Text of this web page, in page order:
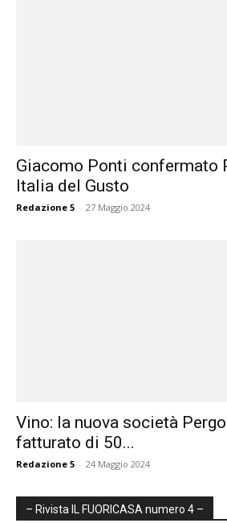
Giacomo Ponti confermato
Italia del Gusto
Redazione 5 - 27 Maggio 2024
Vino: la nuova società
fatturato di 50...
Redazione 5 - 24 Maggio 2024
– Rivista IL FUORICASA numero 4 –